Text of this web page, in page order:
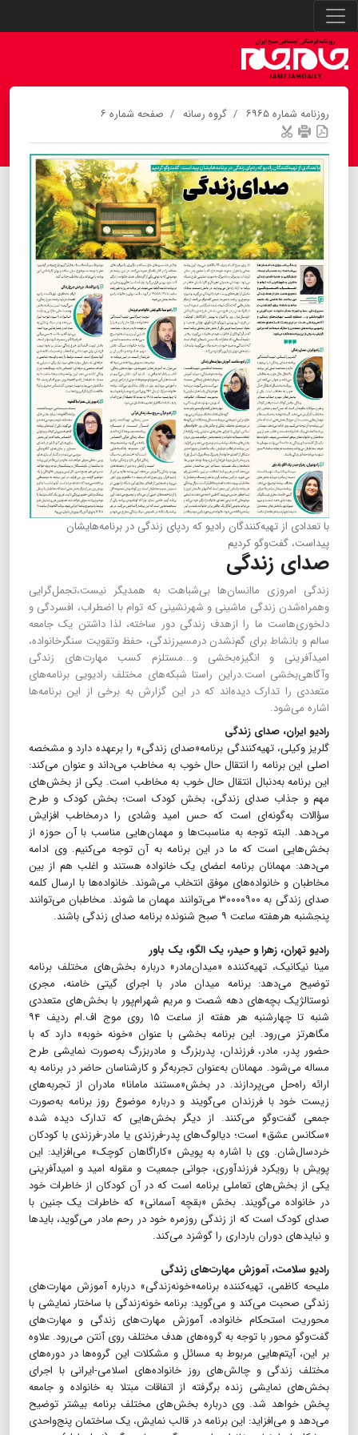
روزنامه شماره ۶۹۶۵ گروه رسانه صفحه شماره ۶
با تعدادی از تهیه‌کنندگان رادیو که ردپای زندگی در برنامه‌هایشان
پیداست، گفت‌وگو کردیم
صدای زندگی
زندگی امروزی ماانسان‌ها بی‌شباهت به همدیگر نیست،تجمل‌گرایی
وهمراه‌شدن زندگی ماشینی و شهرنشینی که توام با اضطراب، افسردگی و
دلخوری‌‌هاست ما را ازهدف زندگی دور ساخته، لذا داشتن یک جامعه
سالم و با‌نشاط برای گم‌نشدن درمسیرزندگی، حفظ وتقویت سنگرخانواده،
امیدآفرینی و انگیزه‌بخشی و...مستلزم کسب مهارت‌های زندگی
وآگاهی‌بخشی است.دراین راستا شبکه‌های مختلف رادیویی برنامه‌های
متعددی را تدارک دیده‌اند که در این گزارش به برخی از این برنامه‌ها
اشاره می‌شود.
رادیو ایران، صدای زندگی
گلریز وکیلی، تهیه‌کنندگی برنامه«صدای زندگی» را بر‌عهده دارد و مشخصه
اصلی این برنامه را انتقال حال خوب به مخاطب می‌داند و عنوان می‌کند:
این برنامه به‌دنبال انتقال حال خوب به مخاطب است. یکی از بخش‌های
مهم و جذاب صدای زندگی، بخش کودک است؛ بخش کودک و طرح
سؤالات به‌گونه‌ای است که حس امید وشادی را درمخاطب افزایش
می‌دهد. البته توجه به مناسبت‌ها و مهمان‌هایی مناسب با آن حوزه از
بخش‌هایی است که ما در این برنامه به آن توجه می‌کنیم. وی ادامه
می‌دهد: مهمانان برنامه اعضای یک خانواده هستند و اغلب هم از بین
مخاطبان و خانواده‌های موفق انتخاب می‌شوند. خانواده‌ها با ارسال کلمه
صدای زندگی به ۳۰۰۰۰۹۰۰ می‌توانند مهمان ما شوند. مخاطبان می‌توانند
پنجشنبه هر‌هفته ساعت ۹ صبح شنونده برنامه صدای زندگی باشند.
رادیو تهران‌، زهرا و حیدر، یک الگو، یک باور
مینا نیکانیک، تهیه‌کننده «میدان‌مادر» درباره بخش‌های مختلف برنامه
توضیح می‌دهد: برنامه میدان مادر با اجرای گیتی خامنه، مجری
نوستالژیک بچه‌های دهه شصت و مریم شهرام‌پور با بخش‌های متعددی
شنبه تا چهارشنبه هر هفته از ساعت ۱۵ روی موج اف.‌ام ردیف ۹۴
مگاهرتز می‌رود. این برنامه بخشی با عنوان «خونه خوبه» دارد که با
حضور پدر، مادر، فرزندان، پدربزرگ و مادربزرگ به‌صورت نمایشی طرح
مساله می‌شود. مهمانان به‌عنوان تجربه‌گر و کارشناسان حاضر در برنامه به
ارائه راه‌حل می‌پردازند. در بخش«مستند مامانا» مادران از تجربه‌های
زیست خود با فرزندان می‌گویند و درباره موضوع روز برنامه به‌صورت
جمعی گفت‌وگو می‌کنند. از دیگر بخش‌هایی که تدارک دیده شده
«سکانس عشق» است؛ دیالوگ‌های پدر‌‌-فرزندی یا مادر-فرزندی با کودکان
خردسال‌شان. وی با اشاره به پویش «کاراگاهان کوچک» می‌افزاید: این
پویش با رویکرد فرزندآوری، جوانی جمعیت و مقوله امید و امیدآفرینی
یکی از بخش‌های تعاملی برنامه است که در آن کودکان از خاطرات خود
در خانواده می‌گویند. بخش «بقچه آسمانی» که خاطرات یک جنین با
صدای کودک است که از زندگی روزمره خود در رحم مادر می‌گوید، بایدها
و نباید‌های دوران بارداری را گوشزد می‌کند.
رادیو سلامت، آموزش مهارت‌های زندگی
ملیحه کاظمی، تهیه‌کننده برنامه«خونه‌زندگی» درباره آموزش‌ مهارت‌های
زندگی صحبت می‌کند و می‌گوید: برنامه خونه‌زندگی با ساختار نمایشی با
محوریت استحکام خانواده، آموزش مهارت‌های زندگی و مهارت‌های
گفت‌وگو محور با توجه به گروه‌های هدف مختلف روی آنتن می‌رود. علاوه
بر این، آیتم‌هایی مربوط به مسائل و مشکلات این گروه‌ها در دوره‌های
مختلف زندگی و چالش‌های روز خانواده‌های اسلامی-ایرانی با اجرای
بخش‌های نمایشی زنده برگرفته از اتفاقات مبتلا به خانواده و جامعه
پخش خواهد شد. وی درباره بخش‌های مختلف برنامه بیشتر توضیح
می‌دهد و می‌افزاید: این برنامه در قالب نمایش، یک ساختمان پنج‌واحدی